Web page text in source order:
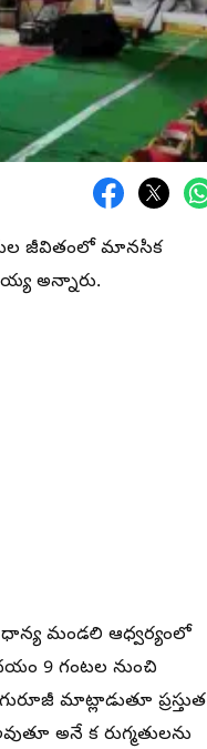
జీవితంలో మానసిక
అన్నారు.
మండలి ఆధ్వర్యంలో
9 గంటల నుంచి
మాట్లాడుతూ ప్రస్తుత
అనే క రుగ్మతులను